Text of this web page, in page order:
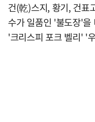
건(乾)스지, 황기, 건표
수가 일품인 '불도장'
'크리스피 포크 벨리' '